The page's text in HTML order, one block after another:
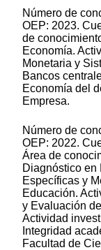
Número de
OEP: 2023.
de
Economía.
Monetaria y
Bancos
Economía del
Empresa.
Número de
OEP: 2022.
Área de
Diagnóstico en
Específicas y
Educación.
y Evaluación
Actividad
Integridad
Facultad de